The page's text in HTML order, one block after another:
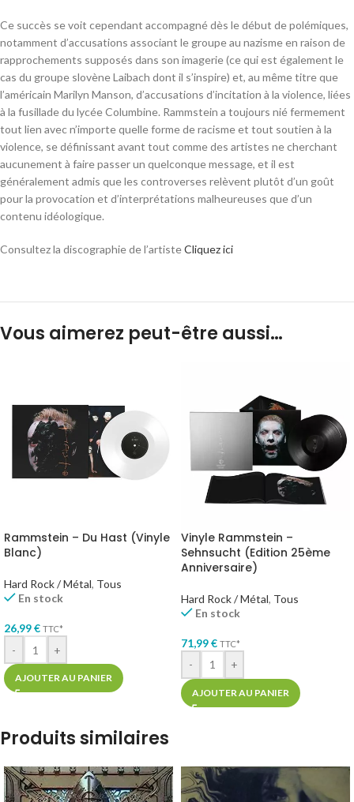
Ce succès se voit cependant accompagné dès le début de polémiques,
notamment d’accusations associant le groupe au nazisme en raison de
rapprochements supposés dans son imagerie (ce qui est également le
cas du groupe slovène Laibach dont il s’inspire) et, au même titre que
l’américain Marilyn Manson, d’accusations d’incitation à la violence, liées
à la fusillade du lycée Columbine. Rammstein a toujours nié fermement
tout lien avec n’importe quelle forme de racisme et tout soutien à la
violence, se définissant avant tout comme des artistes ne cherchant
aucunement à faire passer un quelconque message, et il est
généralement admis que les controverses relèvent plutôt d’un goût
pour la provocation et d’interprétations malheureuses que d’un
contenu idéologique.
Consultez la discographie de l’artisteCliquez ici
Vous aimerez peut-être aussi…
Rammstein – Du Hast (Vinyle
Blanc)
Hard Rock / Métal, Tous
En stock
26,99€ TTC*
- +
AJOUTER AU PANIER
Vinyle Rammstein –
Sehnsucht (Edition 25ème
Anniversaire)
Hard Rock / Métal, Tous
En stock
71,99€ TTC*
- +
AJOUTER AU PANIER
Produits similaires